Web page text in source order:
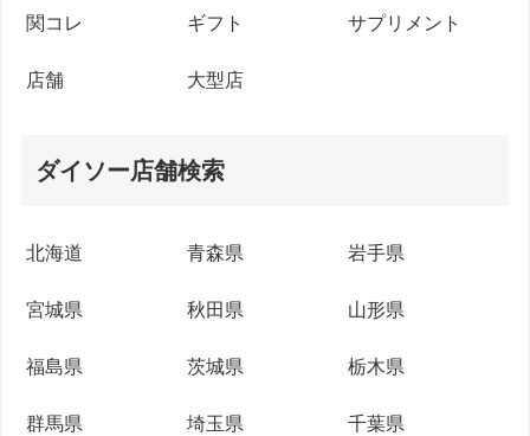
関コレ ギフト サプリメント
店舗 大型店
ダイソー店舗検索
北海道 青森県 岩手県
宮城県 秋田県 山形県
福島県 茨城県 栃木県
群馬県 埼玉県 千葉県